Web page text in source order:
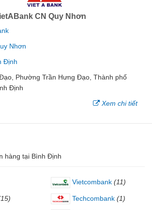
CN Quy Nhơn
Nhơn
Định
Phường Trần Hưng Đạo, Thành phố
Định
Xem chi tiết
hàng tại Bình Định
Vietcombank (11)
Techcombank (1)